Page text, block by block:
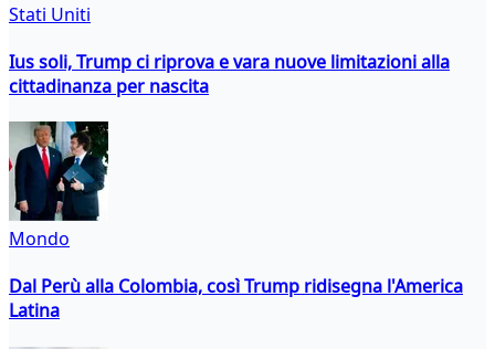
Stati Uniti
Ius soli, Trump ci riprova e vara nuove limitazioni alla
cittadinanza per nascita
Mondo
Dal Perù alla Colombia, così Trump ridisegna l'America
Latina